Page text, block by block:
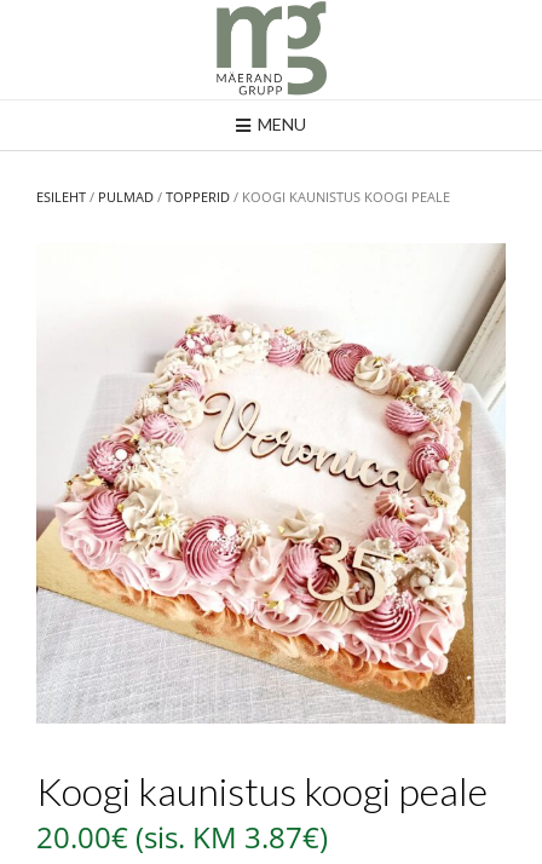
MENU
ESILEHT / PULMAD / TOPPERID / KOOGI KAUNISTUS KOOGI PEALE
Koogi kaunistus koogi peale
20.00€ (sis. KM 3.87€)